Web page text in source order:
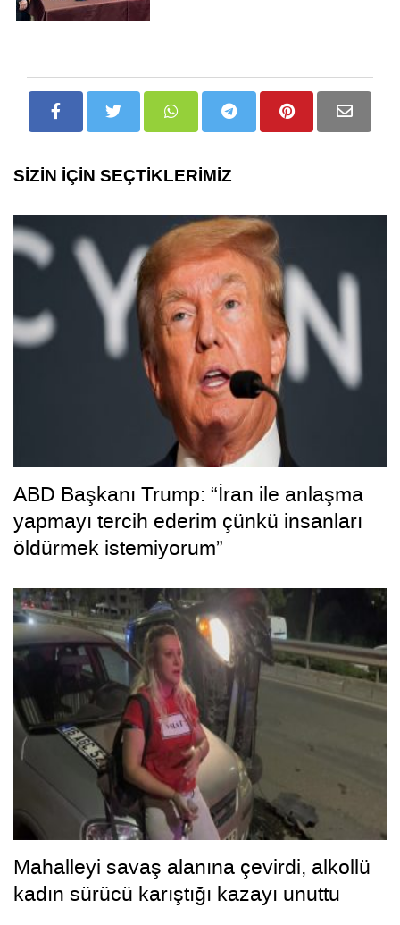
SİZİN İÇİN SEÇTİKLERİMİZ
ABD Başkanı Trump: “İran ile anlaşma
yapmayı tercih ederim çünkü insanları
öldürmek istemiyorum”
Mahalleyi savaş alanına çevirdi, alkollü
kadın sürücü karıştığı kazayı unuttu